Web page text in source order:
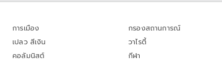
การเมือง
เปลว สีเงิน
คอลัมนิสต์
กรองสถานการณ์
วาไรตี้
กีฬา